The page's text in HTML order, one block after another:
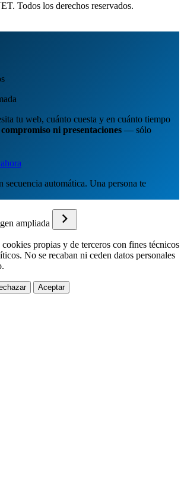
Todos los derechos reservados.
tu web, cuánto cuesta y en cuánto tiempo
ni presentaciones — sólo
secuencia automática. Una persona te
propias y de terceros con fines técnicos
No se recaban ni ceden datos personales
Aceptar